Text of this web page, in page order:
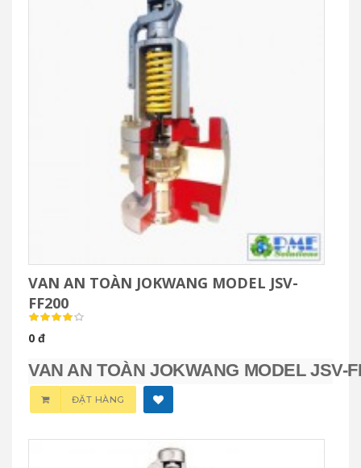
VAN AN TOÀN JOKWANG MODEL JSV-
FF200
0 đ
VAN AN TOÀN JOKWANG MODEL JSV-
ĐẶT HÀNG